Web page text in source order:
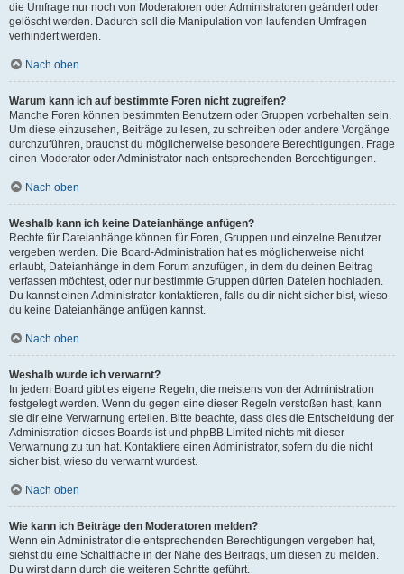
die Umfrage nur noch von Moderatoren oder Administratoren geändert oder
gelöscht werden. Dadurch soll die Manipulation von laufenden Umfragen
verhindert werden.
Nach oben
Warum kann ich auf bestimmte Foren nicht zugreifen?
Manche Foren können bestimmten Benutzern oder Gruppen vorbehalten sein.
Um diese einzusehen, Beiträge zu lesen, zu schreiben oder andere Vorgänge
durchzuführen, brauchst du möglicherweise besondere Berechtigungen. Frage
einen Moderator oder Administrator nach entsprechenden Berechtigungen.
Nach oben
Weshalb kann ich keine Dateianhänge anfügen?
Rechte für Dateianhänge können für Foren, Gruppen und einzelne Benutzer
vergeben werden. Die Board-Administration hat es möglicherweise nicht
erlaubt, Dateianhänge in dem Forum anzufügen, in dem du deinen Beitrag
verfassen möchtest, oder nur bestimmte Gruppen dürfen Dateien hochladen.
Du kannst einen Administrator kontaktieren, falls du dir nicht sicher bist, wieso
du keine Dateianhänge anfügen kannst.
Nach oben
Weshalb wurde ich verwarnt?
In jedem Board gibt es eigene Regeln, die meistens von der Administration
festgelegt werden. Wenn du gegen eine dieser Regeln verstoßen hast, kann
sie dir eine Verwarnung erteilen. Bitte beachte, dass dies die Entscheidung der
Administration dieses Boards ist und phpBB Limited nichts mit dieser
Verwarnung zu tun hat. Kontaktiere einen Administrator, sofern du die nicht
sicher bist, wieso du verwarnt wurdest.
Nach oben
Wie kann ich Beiträge den Moderatoren melden?
Wenn ein Administrator die entsprechenden Berechtigungen vergeben hat,
siehst du eine Schaltfläche in der Nähe des Beitrags, um diesen zu melden.
Du wirst dann durch die weiteren Schritte geführt.